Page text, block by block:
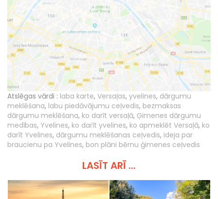
Atslēgas vārdi : laba karte, Versaļas, yvelines, dārgumu
meklēšana, labu piedāvājumu ceļvedis, bezmaksas
dārgumu meklēšana, ko darīt versaļā, Ģimenes dārgumu
medības, Yvelines, ko darīt yvelines, ko apmeklēt Versaļā, ko
darīt Yvelines, dārgumu meklēšanas ceļvedis, ideja par
braucienu pa Yvelines, bon plāni bērnu ģimenes ceļvedis
LASĪT ARĪ ...